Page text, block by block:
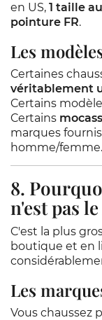
en US, 1 taille
pointure FR.
Les
Certaines
véritablement
Certains
Certains
marques
homme/femme.
8.
n'est pas
C'est la plus
boutique et en
Les
Vous chaussez